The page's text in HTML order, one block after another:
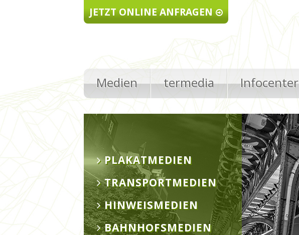
JETZT ONLINE ANFRAGEN
Medien termedia Infocenter
PLAKATMEDIEN
TRANSPORTMEDIEN
HINWEISMEDIEN
BAHNHOFSMEDIEN